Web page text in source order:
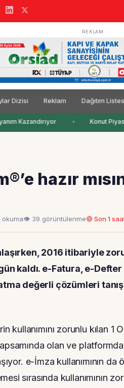
REKLAM
Dizisi Reklam Dağıtım
Kazandırıyor Konut
hazır
👁 39 görüntülenme🔴 Son 1
2016 itibariyle
kaldı. e-Fatura, e-
değerli çözümleri
kullanımını zorunlu kılan 1
olan ve
e-İmza kullanımının da
sırasında kullanımının